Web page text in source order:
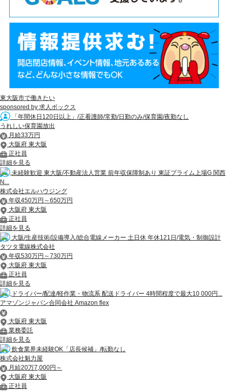
東大阪市で働きたい
sponsored by 求人ボックス
「年間休日120日以上」/正看護師/常勤/日勤のみ/保育園/夜勤なし
うれしい保育園放出
月給33万円
大阪府 東大阪
正社員
詳細を見る
未経験歓迎 東大阪/不動産法人営業 前年収保障制あり 東証プライム上場G 関西
N...
株式会社エルハウジング
年収450万円～650万円
大阪府 東大阪
正社員
詳細を見る
大阪/生産技術/設備導入/総合電線メーカー 土日休 年休121日/電気・制御設計
タツタ電線株式会社
年収530万円～730万円
大阪府 東大阪
正社員
詳細を見る
ドライバー/配達/軽作業・物流系 配送ドライバー 4時間程度で最大10 000円...
アマゾンジャパン合同会社 Amazon flex
大阪府 東大阪
業務委託
詳細を見る
飲食業界未経験OK「店長候補」/転勤なし
株式会社魁力屋
月給20万7,000円～
大阪府 東大阪
正社員